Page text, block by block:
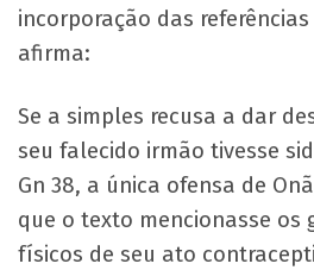
incorporação das
afirma:
Se a simples recusa a dar
seu falecido irmão tivesse
Gn 38, a única ofensa de
que o texto mencionasse os
físicos de seu ato